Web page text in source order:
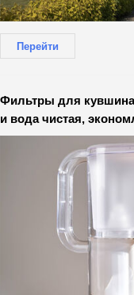
Перейти
Фильтры для
и вода чистая,